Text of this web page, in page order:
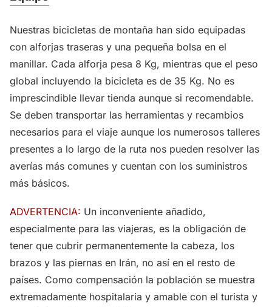
Nuestras bicicletas de montaña han sido equipadas
con alforjas traseras y una pequeña bolsa en el
manillar. Cada alforja pesa 8 Kg, mientras que el peso
global incluyendo la bicicleta es de 35 Kg. No es
imprescindible llevar tienda aunque si recomendable.
Se deben transportar las herramientas y recambios
necesarios para el viaje aunque los numerosos talleres
presentes a lo largo de la ruta nos pueden resolver las
averías más comunes y cuentan con los suministros
más básicos.
ADVERTENCIA: Un inconveniente añadido,
especialmente para las viajeras, es la obligación de
tener que cubrir permanentemente la cabeza, los
brazos y las piernas en Irán, no así en el resto de
países. Como compensación la población se muestra
extremadamente hospitalaria y amable con el turista y